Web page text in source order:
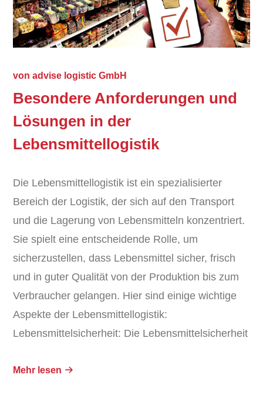
vonadvise logistic GmbH
Besondere Anforderungen und
Lösungen in der
Lebensmittellogistik
Die Lebensmittellogistik ist ein spezialisierter
Bereich der Logistik, der sich auf den Transport
und die Lagerung von Lebensmitteln konzentriert.
Sie spielt eine entscheidende Rolle, um
sicherzustellen, dass Lebensmittel sicher, frisch
und in guter Qualität von der Produktion bis zum
Verbraucher gelangen. Hier sind einige wichtige
Aspekte der Lebensmittellogistik:
Lebensmittelsicherheit: Die Lebensmittelsicherheit
Mehr lesen